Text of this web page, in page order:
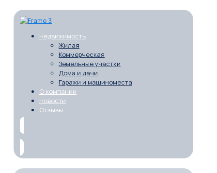
Недвижимость
Жилая
Коммерческая
Земельные участки
Дома и дачи
Гаражи и машиноместа
О компании
Новости
Отзывы